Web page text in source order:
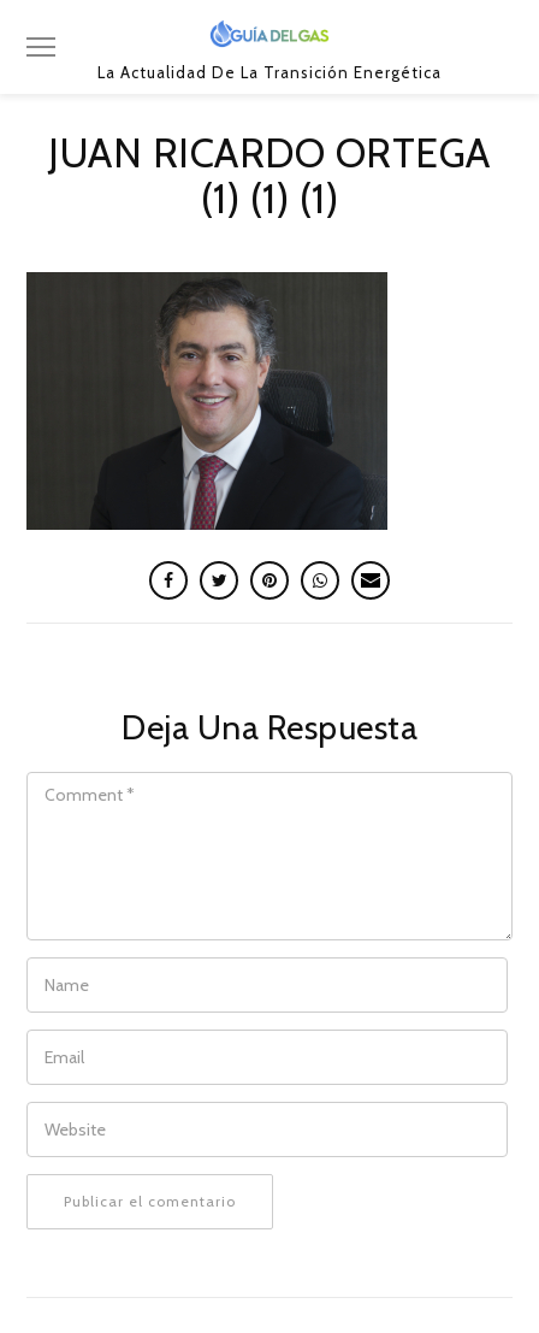
La Actualidad De La Transición Energética
JUAN RICARDO ORTEGA
(1) (1) (1)
Deja Una Respuesta
COMMENT
NAME
EMAIL
WEBSITE